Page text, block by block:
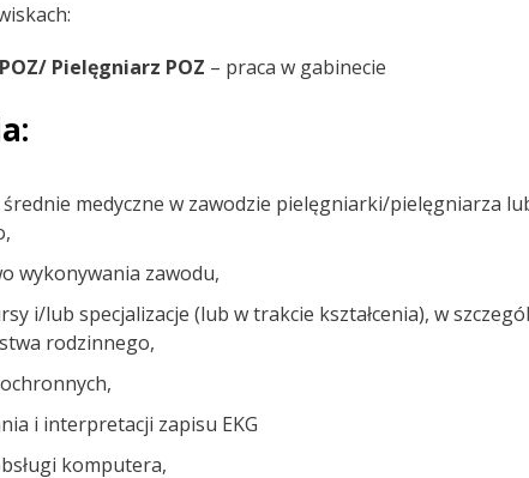
Pielęgniarz POZ – praca w gabinecie
średnie medyczne w zawodzie pielęgniarki/pielęgniarza
wykonywania zawodu,
i/lub specjalizacje (lub w trakcie kształcenia), w
rodzinnego,
i interpretacji zapisu EKG
komputera,